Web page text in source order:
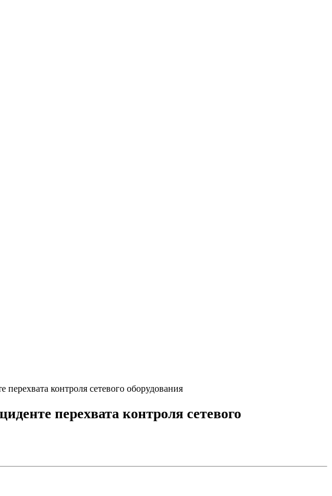
контроля сетевого оборудования
перехвата контроля сетевого